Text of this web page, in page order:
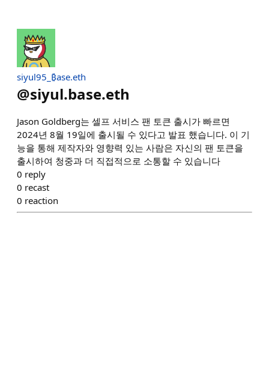
siyul95_₿ase.eth
@siyul.base.eth
Jason Goldberg는 셀프 서비스 팬 토큰 출시가 빠르면
2024년 8월 19일에 출시될 수 있다고 발표 했습니다. 이 기
능을 통해 제작자와 영향력 있는 사람은 자신의 팬 토큰을
출시하여 청중과 더 직접적으로 소통할 수 있습니다
0 reply
0 recast
0 reaction